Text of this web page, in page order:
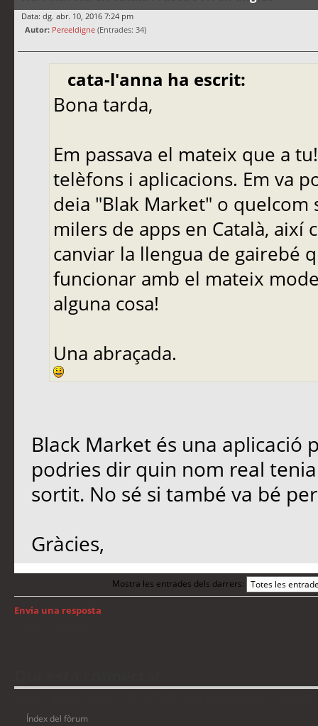
Data: dg. abr. 10, 2016 7:24 pm
Autor: Pereeldigne (Entrades: 34)
cata-l'anna ha escrit:
Bona tarda,
Em passava el mateix que a
telèfons i aplicacions. Em va
deia "Blak Market" o
milers de apps en Català,
canviar la llengua de gairebé
funcionar amb el mateix
alguna cosa!
Una abraçada.
Black Market és una aplicació
podries dir quin nom real
sortit. No sé si també va bé
Gràcies,
Mostra les entrades dels darrers:
Envia una resposta
Índex del fòrum